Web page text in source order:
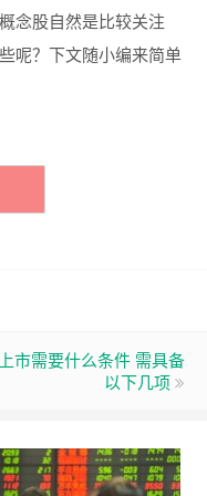
念股自然是比较关注
呢？下文随小编来简单
市需要什么条件 需具备
以下几项